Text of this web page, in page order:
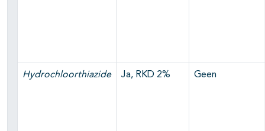
Hydrochloorthiazide Ja, RKD 2% Geen